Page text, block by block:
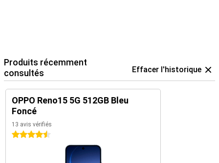
Produits récemment
consultés
Effacer l'historique
OPPO Reno15 5G 512GB Bleu
Foncé
13 avis vérifiés
4.5 étoiles